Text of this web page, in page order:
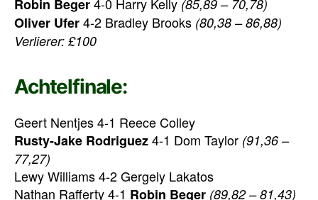
Robin Beger (85,89 – 70,78)
Oliver Ufer4-2 Bradley Brooks (80,38 – 86,88)
Verlierer: £100
Achtelfinale:
Geert Nentjes 4-1 Reece Colley
Rusty-Jake Rodriguez4-1 Dom Taylor (91,36 –
77,27)
Lewy Williams 4-2 Gergely Lakatos
Nathan Rafferty 4-1 Robin Beger (89,82 – 81,43)